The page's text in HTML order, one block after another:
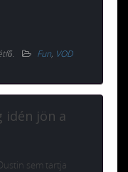
. Fun, VOD
idén jön a
sem tartja